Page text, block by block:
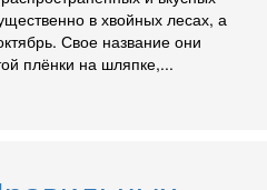
в хвойных лесах, а
Свое название они
плёнки на шляпке,...